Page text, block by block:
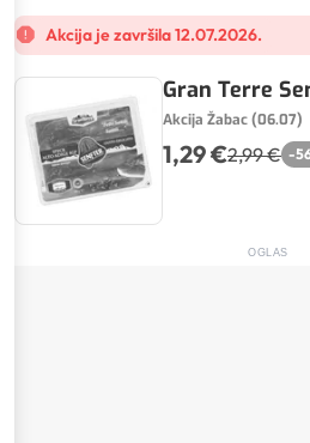
Akcija je završila 12.07.2026.
Gran Terre
Akcija Žabac (06.07)
1,29 €2,99 € -
OGLAS